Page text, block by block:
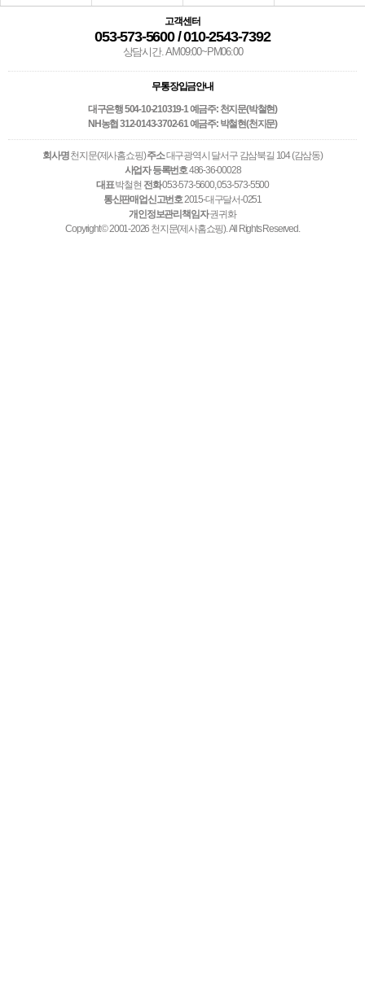
고객센터
053-573-5600 / 010-2543-7392
상담시간. AM09:00~PM06:00
무통장입금안내
대구은행 504-10-210319-1 예금주: 천지문(박철현)
NH농협 312-0143-3702-61 예금주: 박철현(천지문)
회사명천지문(제사홈쇼핑)주소대구광역시 달서구 감삼북길 104 (감삼동)
사업자 등록번호486-36-00028
대표박철현 전화053-573-5600, 053-573-5500
통신판매업신고번호2015-대구달서-0251
개인정보관리책임자권귀화
Copyright © 2001-2026 천지문(제사홈쇼핑). All Rights Reserved.